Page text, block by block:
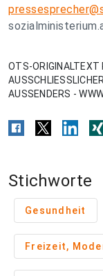
OTS-ORIGINALTEXT
AUSSENDERS -
Stichworte
Gesundheit
Freizeit,